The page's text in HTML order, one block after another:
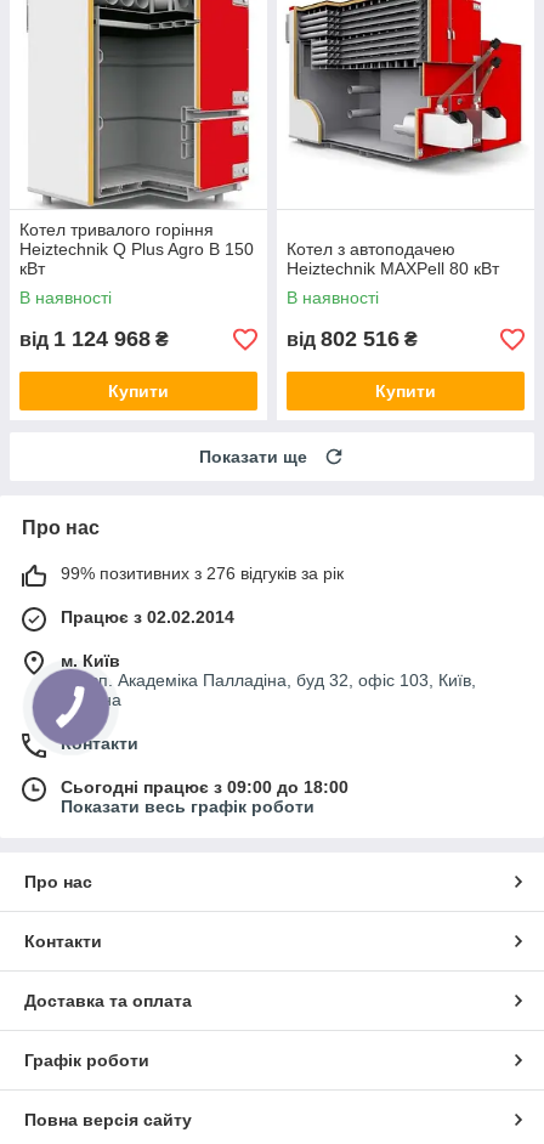
Котел тривалого горіння
Heiztechnik Q Plus Agro B 150
кВт
В наявності
від 1 124 968 ₴
Купити
Котел з автоподачею
Heiztechnik MAXPell 80 кВт
В наявності
від 802 516 ₴
Купити
Показати ще
Про нас
99% позитивних з 276 відгуків за рік
Працює з 02.02.2014
м. Київ
просп. Академіка Палладіна, буд 32, офіс 103, Київ,
Україна
Контакти
Сьогодні працює з 09:00 до 18:00
Показати весь графік роботи
Про нас
Контакти
Доставка та оплата
Графік роботи
Повна версія сайту